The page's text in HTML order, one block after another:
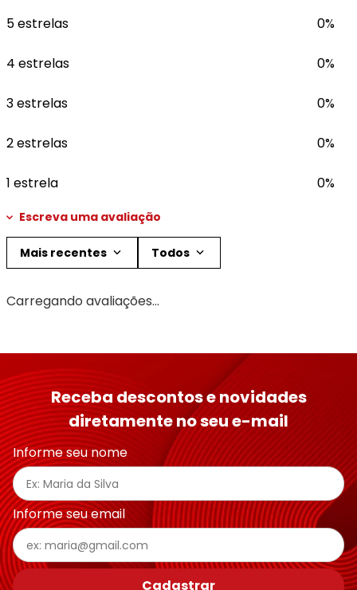
5 estrelas
0%
4 estrelas 0%
3 estrelas 0%
2 estrelas 0%
1 estrela 0%
Escreva uma avaliação
Título
Avalie o produto de 1 a 5 estrelas
★★★★★
Seu nome
Endereço de email
Escreva uma avaliação
Mais recentes Todos
Carregando avaliações…
Receba descontos e novidades
diretamente no seu e-mail
Informe seu nome
Informe seu email
Cadastrar